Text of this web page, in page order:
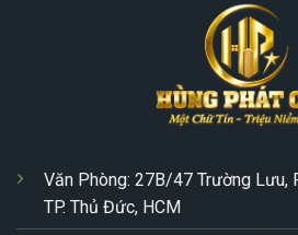
Văn Phòng: 27B/47 Trường Lưu,
TP. Thủ Đức, HCM